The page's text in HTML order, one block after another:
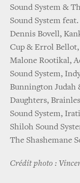
Sound System &
Sound System
Dennis Bovell,
Cup & Errol
Malone Rootikal,
Sound System,
Bunnington Judah
Daughters,
Sound System,
Shiloh Sound
The Shashemane
Crédit photo :